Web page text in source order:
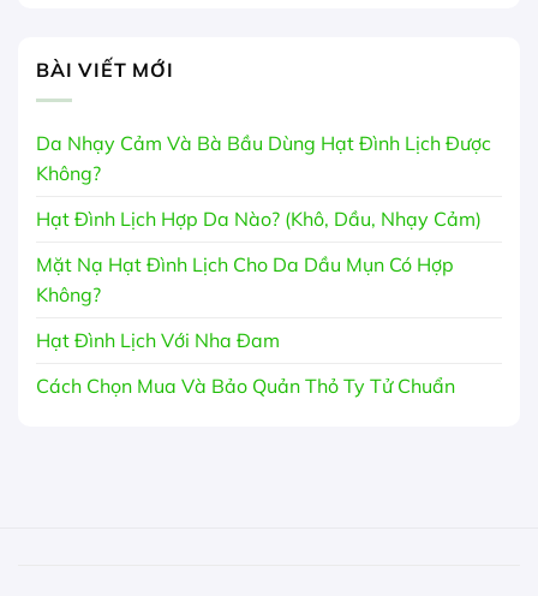
BÀI VIẾT MỚI
Da Nhạy Cảm Và Bà Bầu Dùng Hạt Đình Lịch Được
Không?
Hạt Đình Lịch Hợp Da Nào? (Khô, Dầu, Nhạy Cảm)
Mặt Nạ Hạt Đình Lịch Cho Da Dầu Mụn Có Hợp
Không?
Hạt Đình Lịch Với Nha Đam
Cách Chọn Mua Và Bảo Quản Thỏ Ty Tử Chuẩn